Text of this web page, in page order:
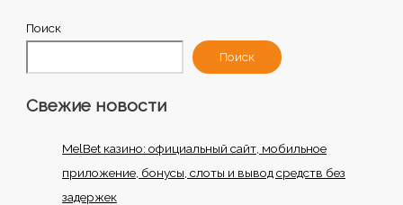
Поиск
Поиск
Свежие новости
MelBet казино: официальный сайт, мобильное
приложение, бонусы, слоты и вывод средств без
задержек